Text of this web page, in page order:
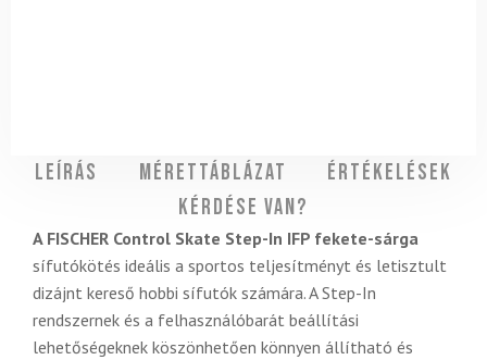
Leírás Mérettáblázat
Értékelések
Kérdése van?
A FISCHER Control Skate Step-In IFP fekete-sárga
sífutókötés ideális a sportos teljesítményt és letisztult
dizájnt kereső hobbi sífutók számára. A Step-In
rendszernek és a felhasználóbarát beállítási
lehetőségeknek köszönhetően könnyen állítható és